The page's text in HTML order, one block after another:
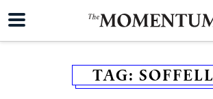
TAG: SOFFELL